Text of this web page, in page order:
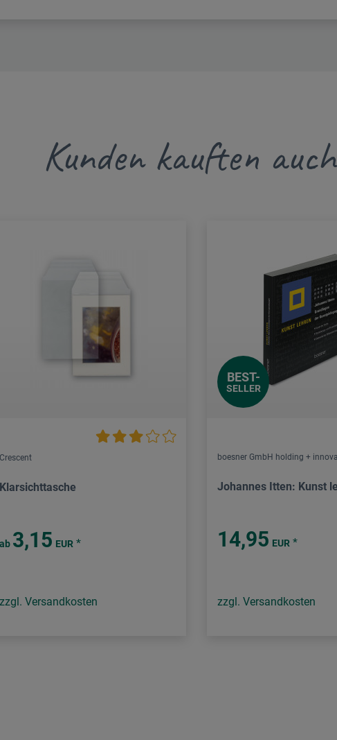
Kunden kauften auch
Crescent
Klarsichttasche
ab 3,15 EUR *
zzgl. Versandkosten
BEST-
SELLER
boesner GmbH holding +
Johannes Itten: Kunst
14,95 EUR *
zzgl. Versandkosten